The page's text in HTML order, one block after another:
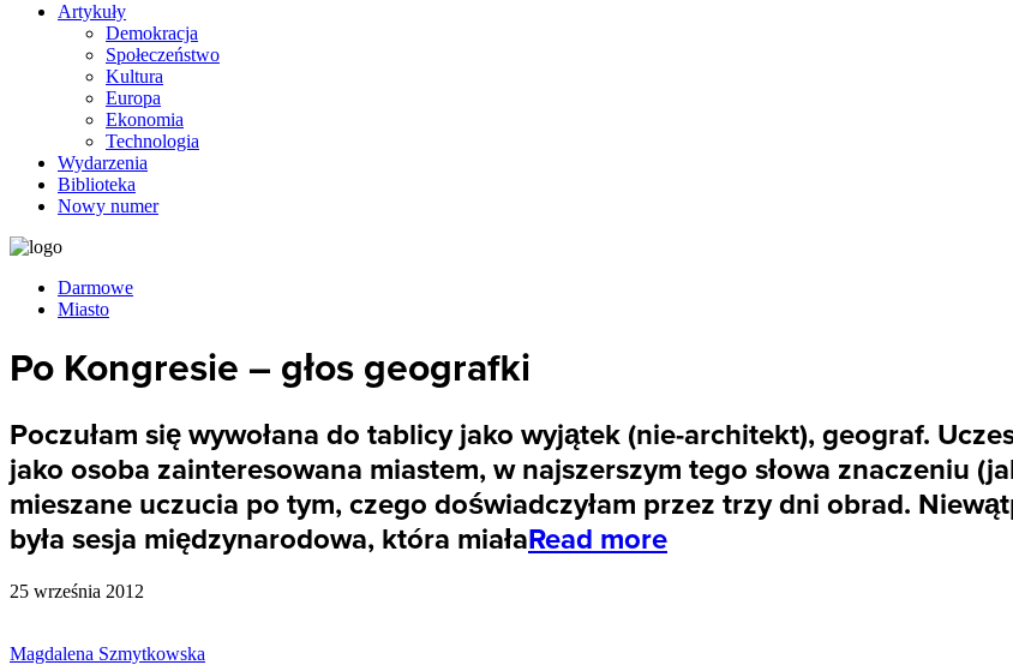
Artykuły
Demokracja
Społeczeństwo
Kultura
Europa
Ekonomia
Technologia
Wydarzenia
Biblioteka
Nowy numer
Darmowe
Miasto
Po Kongresie – głos geografki
Poczułam się wywołana do tablicy jako wyjątek (nie-architekt), geograf.
jako osoba zainteresowana miastem, w najszerszym tego słowa znaczeniu
mieszane uczucia po tym, czego doświadczyłam przez trzy dni obrad.
była sesja międzynarodowa, która miałaRead more
25 września 2012
Magdalena Szmytkowska